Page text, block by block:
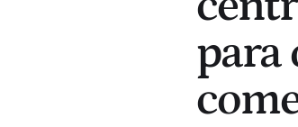
para